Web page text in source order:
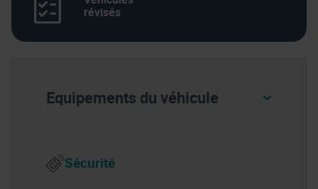
révisés
Equipements du véhicule
Sécurité